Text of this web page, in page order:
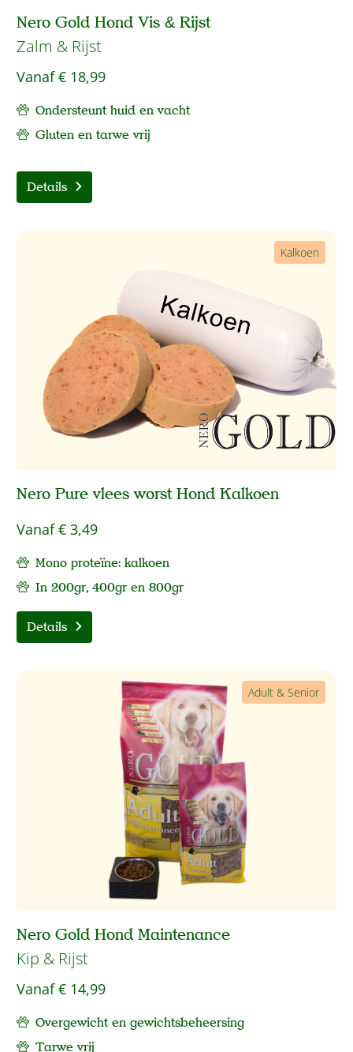
Nero Gold Hond Vis & Rijst
Zalm & Rijst
Vanaf€ 18,99
Ondersteunt huid en vacht
Gluten en tarwe vrij
Details
Kalkoen
Nero Pure vlees worst Hond Kalkoen
Vanaf€ 3,49
Mono proteïne: kalkoen
In 200gr, 400gr en 800gr
Details
Adult & Senior
Nero Gold Hond Maintenance
Kip & Rijst
Vanaf€ 14,99
Overgewicht en gewichtsbeheersing
Tarwe vrij